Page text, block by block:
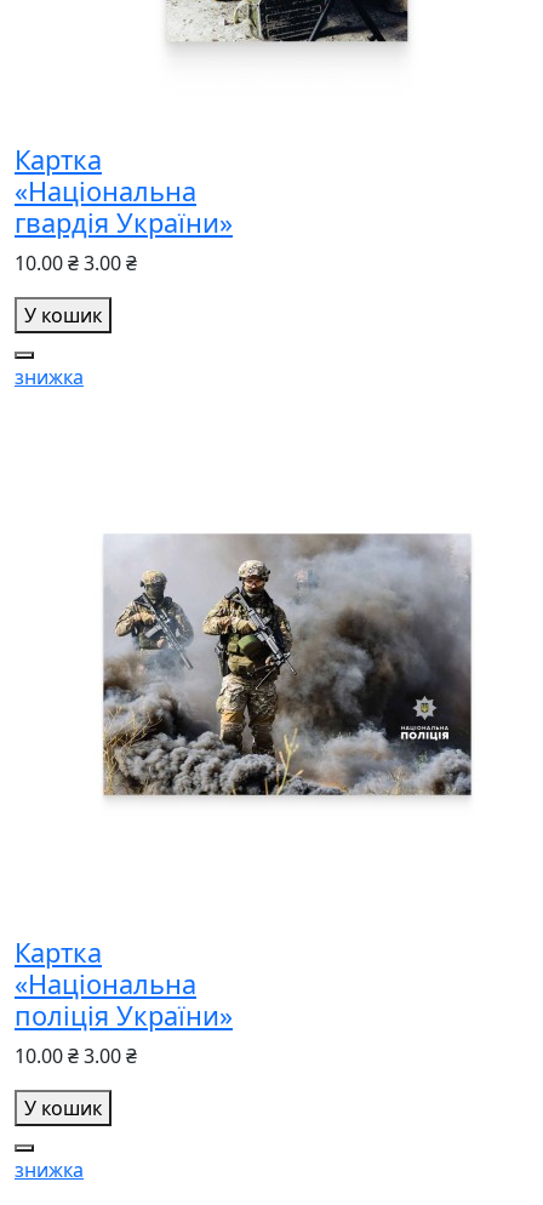
Картка
«Національна
гвардія України»
10.00 ₴3.00 ₴
У кошик
знижка
Картка
«Національна
поліція України»
10.00 ₴3.00 ₴
У кошик
знижка